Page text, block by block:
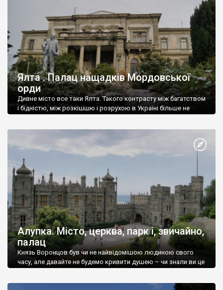
Ялта . Палац нащадків Мордовської
орди
Дивне місто все таки Ялта. Такого контрасту між багатством
і бідністю, між розкішшю і розрухою в Україні більше не
Алупка. Місто, церква, парк і, звичайно,
палац
Князь Воронцов був чи не найвідомішою людиною свого
часу, але давайте не будемо кривити душею – чи знали ви це